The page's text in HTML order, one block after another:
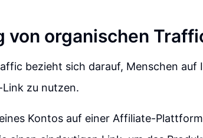
von organischen
bezieht sich darauf, Menschen auf
zu nutzen.
Kontos auf einer Affiliate-